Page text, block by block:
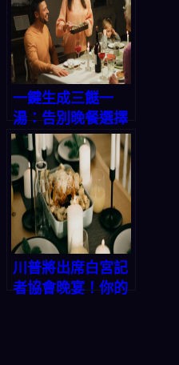
一鍵生成三餸一
湯：告別晚餐選擇
困難的智能方案
川普將出席白宮記
者協會晚宴！你的